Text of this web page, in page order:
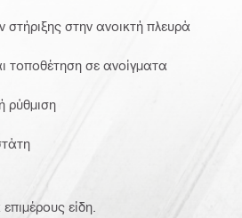
στην ανοικτή πλευρά
τοποθέτηση σε ανοίγματα
ρύθμιση
είδη.